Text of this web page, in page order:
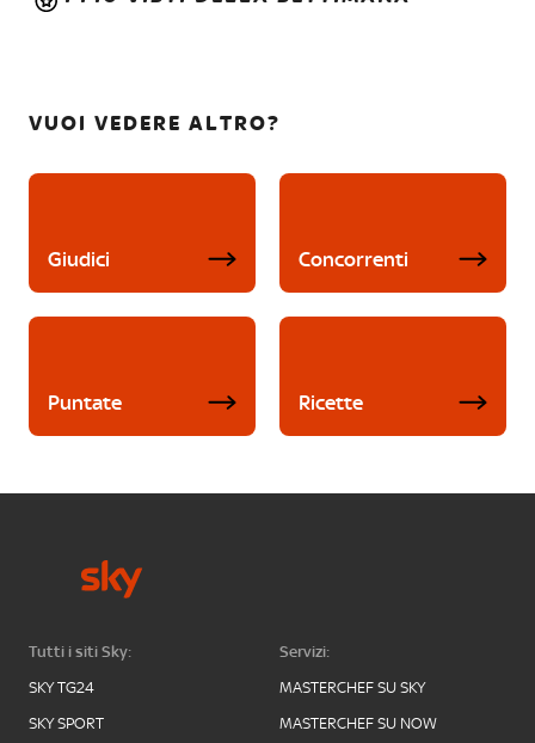
VUOI VEDERE ALTRO?
Giudici Concorrenti
Puntate Ricette
Tutti i siti Sky:
SKY TG24
SKY SPORT
Servizi:
MASTERCHEF SU SKY
MASTERCHEF SU NOW